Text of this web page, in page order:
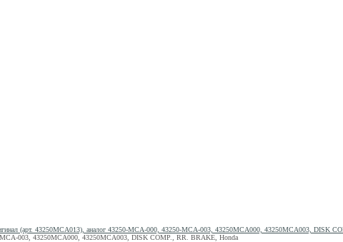
(арт. 43250MCA013), аналог 43250-MCA-000, 43250-MCA-003, 43250MCA000, 43250MCA003, DISK
MCA-003, 43250MCA000, 43250MCA003, DISK COMP., RR. BRAKE, Honda